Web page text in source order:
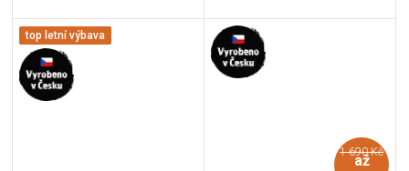
top letní výbava
1 690 Kč
až